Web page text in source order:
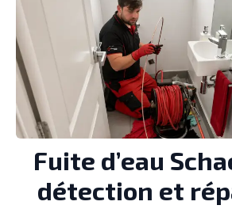
Fuite d’eau
détection et